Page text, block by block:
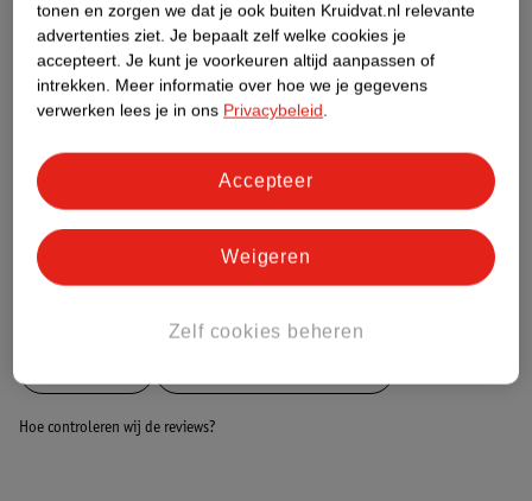
Nature Impact Score
Dit product heeft (nog) geen Nature
Impact Score.
Bestel & Bezorginformatie
Hoe controleren wij de reviews?
tonen en zorgen we dat je ook buiten Kruidvat.nl relevante
advertenties ziet. Je bepaalt zelf welke cookies je
accepteert. Je kunt je voorkeuren altijd aanpassen of
intrekken. Meer informatie over hoe we je gegevens
verwerken lees je in ons Privacybeleid.
Zelf cookies beheren
Weigeren
Accepteer